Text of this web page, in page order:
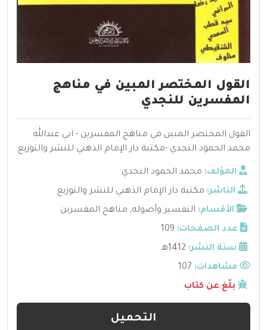
القول المختصر المبين في مناهج
المفسرين للنجدي
القول المختصر المبين في مناهج المفسرين - ابي عبدالله
محمد الحمود النجدي -مكتبة دار الإمام الذهبي للنشر والتوزيع
المؤلف: محمد الحمود النجدي
الناشر: مكتبة دار الإمام الذهبي للنشر والتوزيع
الأقسام: التفسير وأصوله, مناهج المفسرين
عدد الصفحات: 109
سنة النشر: 1412هـ
مشاهدات:
بلّغ عن كتاب
التحميل